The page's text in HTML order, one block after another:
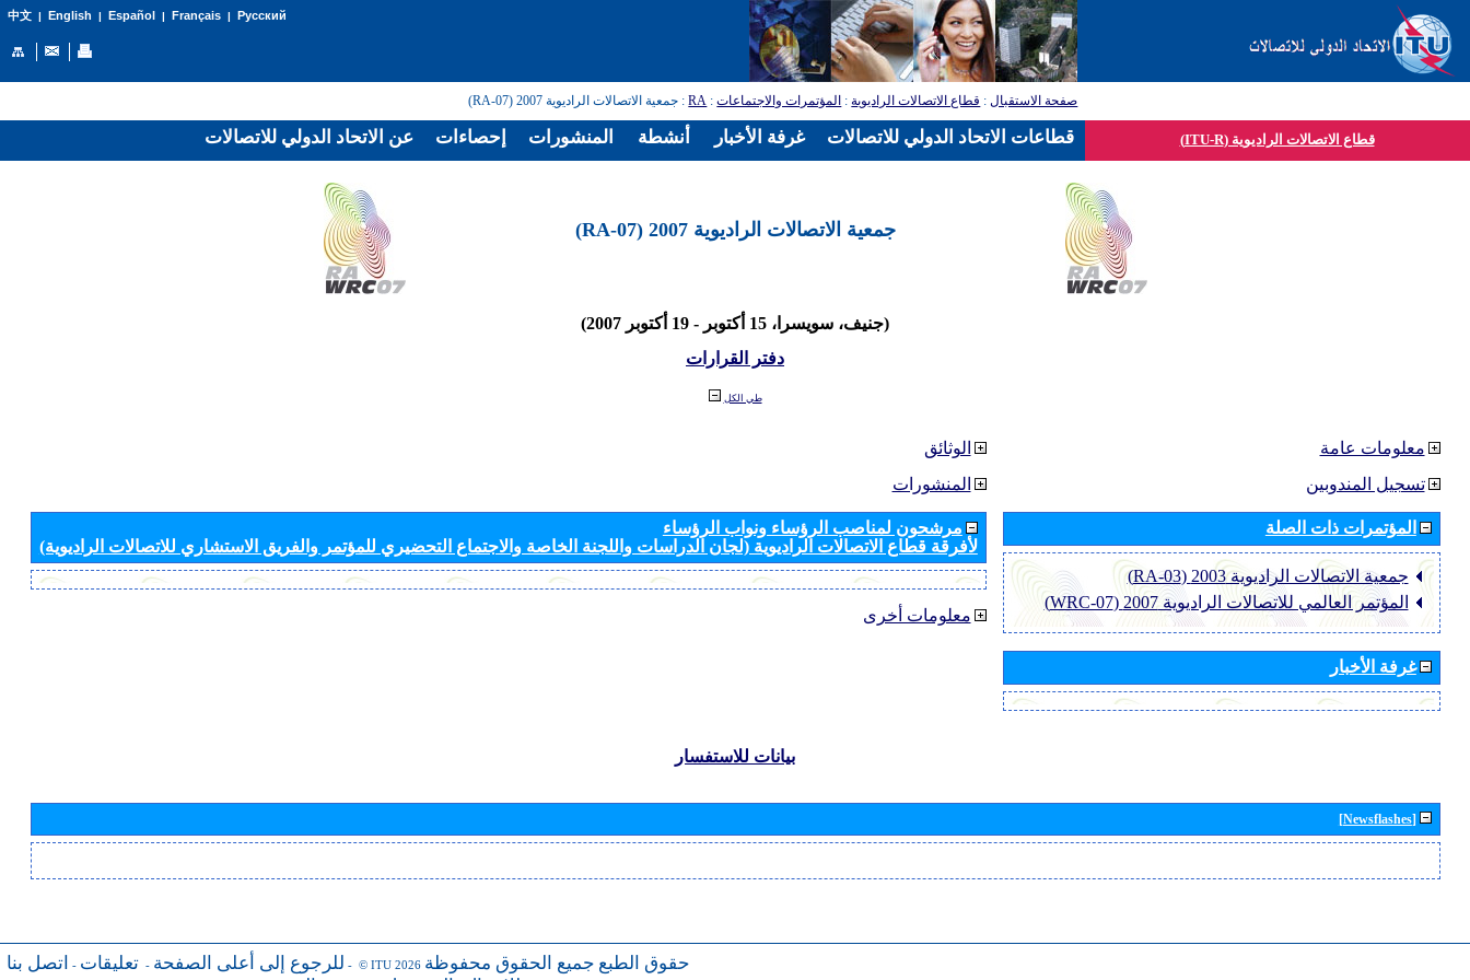
中文| English | Español | Français| Русский
صفحة الاستقبال: قطاع الاتصالات الراديوية: المؤتمرات والاجتماعات:
RA: جمعية الاتصالات الراديوية 2007 (RA-07)
قطاع الاتصالات الراديوية (ITU-R)
جمعية الاتصالات الراديوية 2007 (RA-07)
(جنيف، سويسرا، 15 أكتوبر - 19 أكتوبر 2007)
دفتر القرارات
طي الكل
الوثائق
المنشورات
مرشحون لمناصب الرؤساء ونواب الرؤساء
لأفرقة قطاع الاتصالات الراديوية (لجان الدراسات واللجنة الخاصة والاجتماع التحضيري للمؤتمر والفريق الاستشاري للاتصالات الراديوية)
معلومات أخرى
معلومات عامة
تسجيل المندوبين
المؤتمرات ذات الصلة
جمعية الاتصالات الراديوية 2003 (RA-03)
المؤتمر العالمي للاتصالات الراديوية 2007 (WRC-07)
غرفة الأخبار
بيانات للاستفسار
[Newsflashes]
للرجوع إلى أعلى الصفحة - تعليقات - اتصل بنا - © ITU 2026 حقوق الطبع جميع الحقوق محفوظة
عن الاتحاد الدولي للاتصالات إحصاءات المنشورات أنشطة غرفة الأخبار قطاعات الاتحاد الدولي للاتصالات